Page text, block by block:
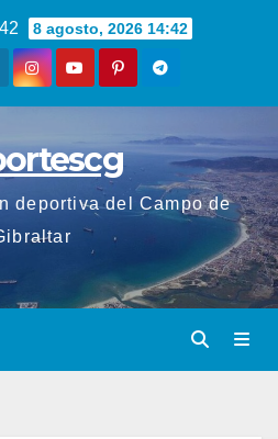
8 agosto, 2026 14:42
deportiva del Campo de